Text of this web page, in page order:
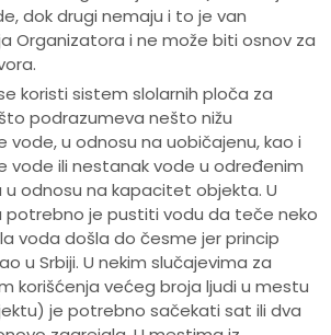
dok drugi nemaju i to je van
Organizatora i ne može biti osnov za
koristi sistem slolarnih ploča za
podrazumeva nešto nižu
u odnosu na uobičajenu, kao i
vode ili nestanak vode u određenim
odnosu na kapacitet objekta. U
potrebno je pustiti vodu da teče neko
voda došla do česme jer princip
u Srbiji. U nekim slučajevima za
korišćenja većeg broja ljudi u mestu
je potrebno sačekati sat ili dva